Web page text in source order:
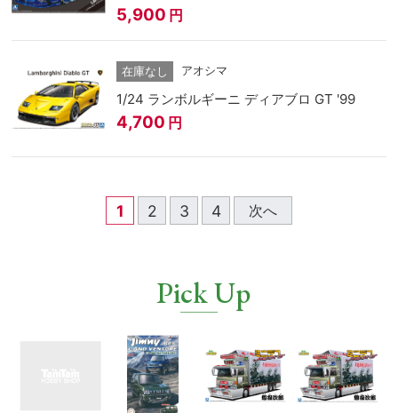
5,900 円
在庫なし アオシマ
1/24 ランボルギーニ ディアブロ GT '99
4,700 円
1 2 3 4 次へ
Pick Up